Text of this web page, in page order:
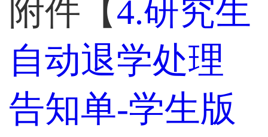
附件【4.研究生
自动退学处理
告知单-学生版